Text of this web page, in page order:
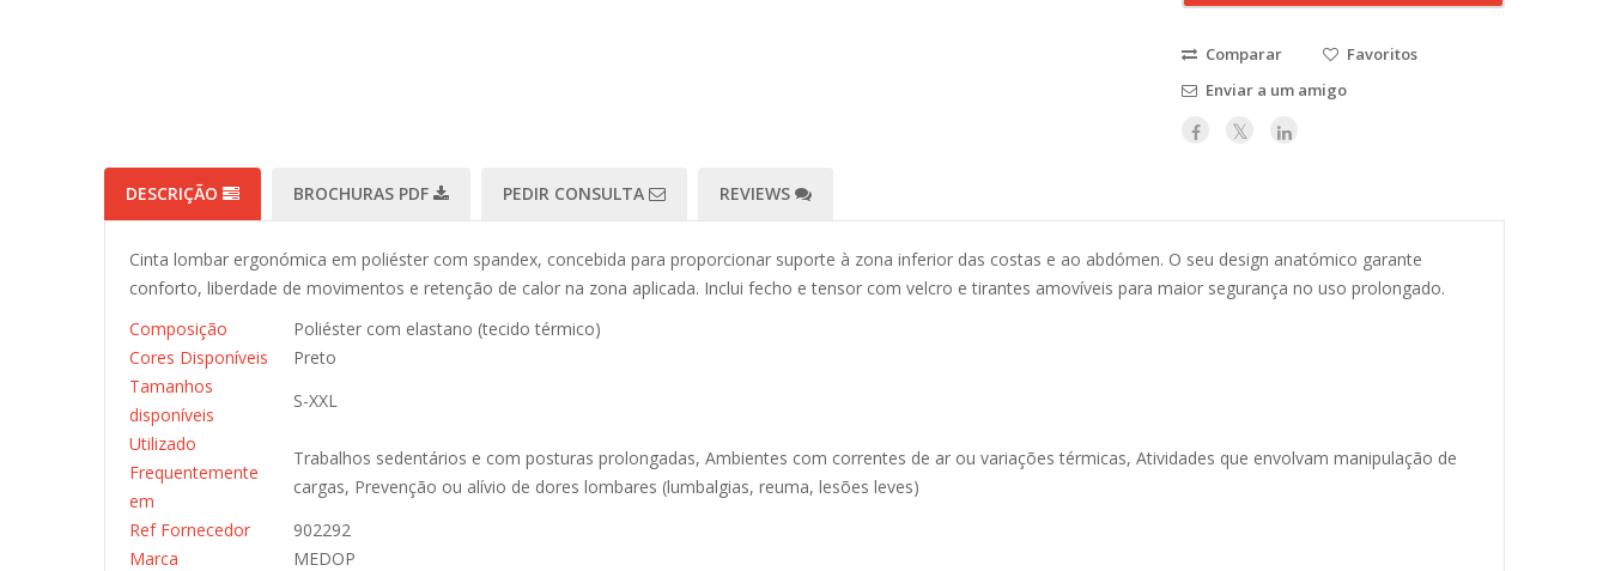
Comparar
Favoritos
Enviar a um amigo
DESCRIÇÃO BROCHURAS PDF PEDIR CONSULTA REVIEWS
Cinta lombar ergonómica em poliéster com spandex, concebida para proporcionar suporte à zona inferior das costas e ao abdómen. O seu design anatómico garante
conforto, liberdade de movimentos e retenção de calor na zona aplicada. Inclui fecho e tensor com velcro e tirantes amovíveis para maior segurança no uso prolongado.
Composição
Poliéster com elastano (tecido térmico)
Cores Disponíveis
Preto
Tamanhos
disponíveis
S-XXL
Utilizado
Frequentemente
em
Trabalhos sedentários e com posturas prolongadas, Ambientes com correntes de ar ou variações térmicas, Atividades que envolvam manipulação de
cargas, Prevenção ou alívio de dores lombares (lumbalgias, reuma, lesões leves)
Ref Fornecedor
902292
Marca
MEDOP